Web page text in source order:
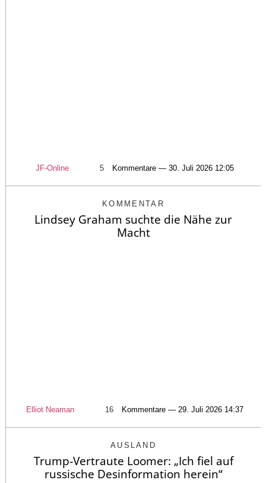
JF-Online 5 Kommentare — 30. Juli 2026 12:05
KOMMENTAR
Lindsey Graham suchte die Nähe zur
Macht
Elliot Neaman 16 Kommentare — 29. Juli 2026 14:37
AUSLAND
Trump-Vertraute Loomer: „Ich fiel auf
russische Desinformation herein“